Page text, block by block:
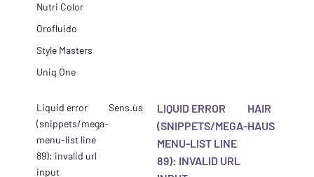
Nutri Color
Orofluido
Style Masters
Uniq One
Liquid error
(snippets/mega-
menu-list line
89): invalid url
input
Sens.ùs
LIQUID ERROR
(SNIPPETS/MEGA-
MENU-LIST LINE
89): INVALID URL
HAIR
HAUS